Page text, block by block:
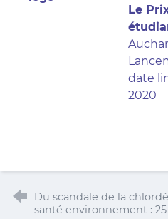
Le
date
2020
Du scandale de la
santé environnement :